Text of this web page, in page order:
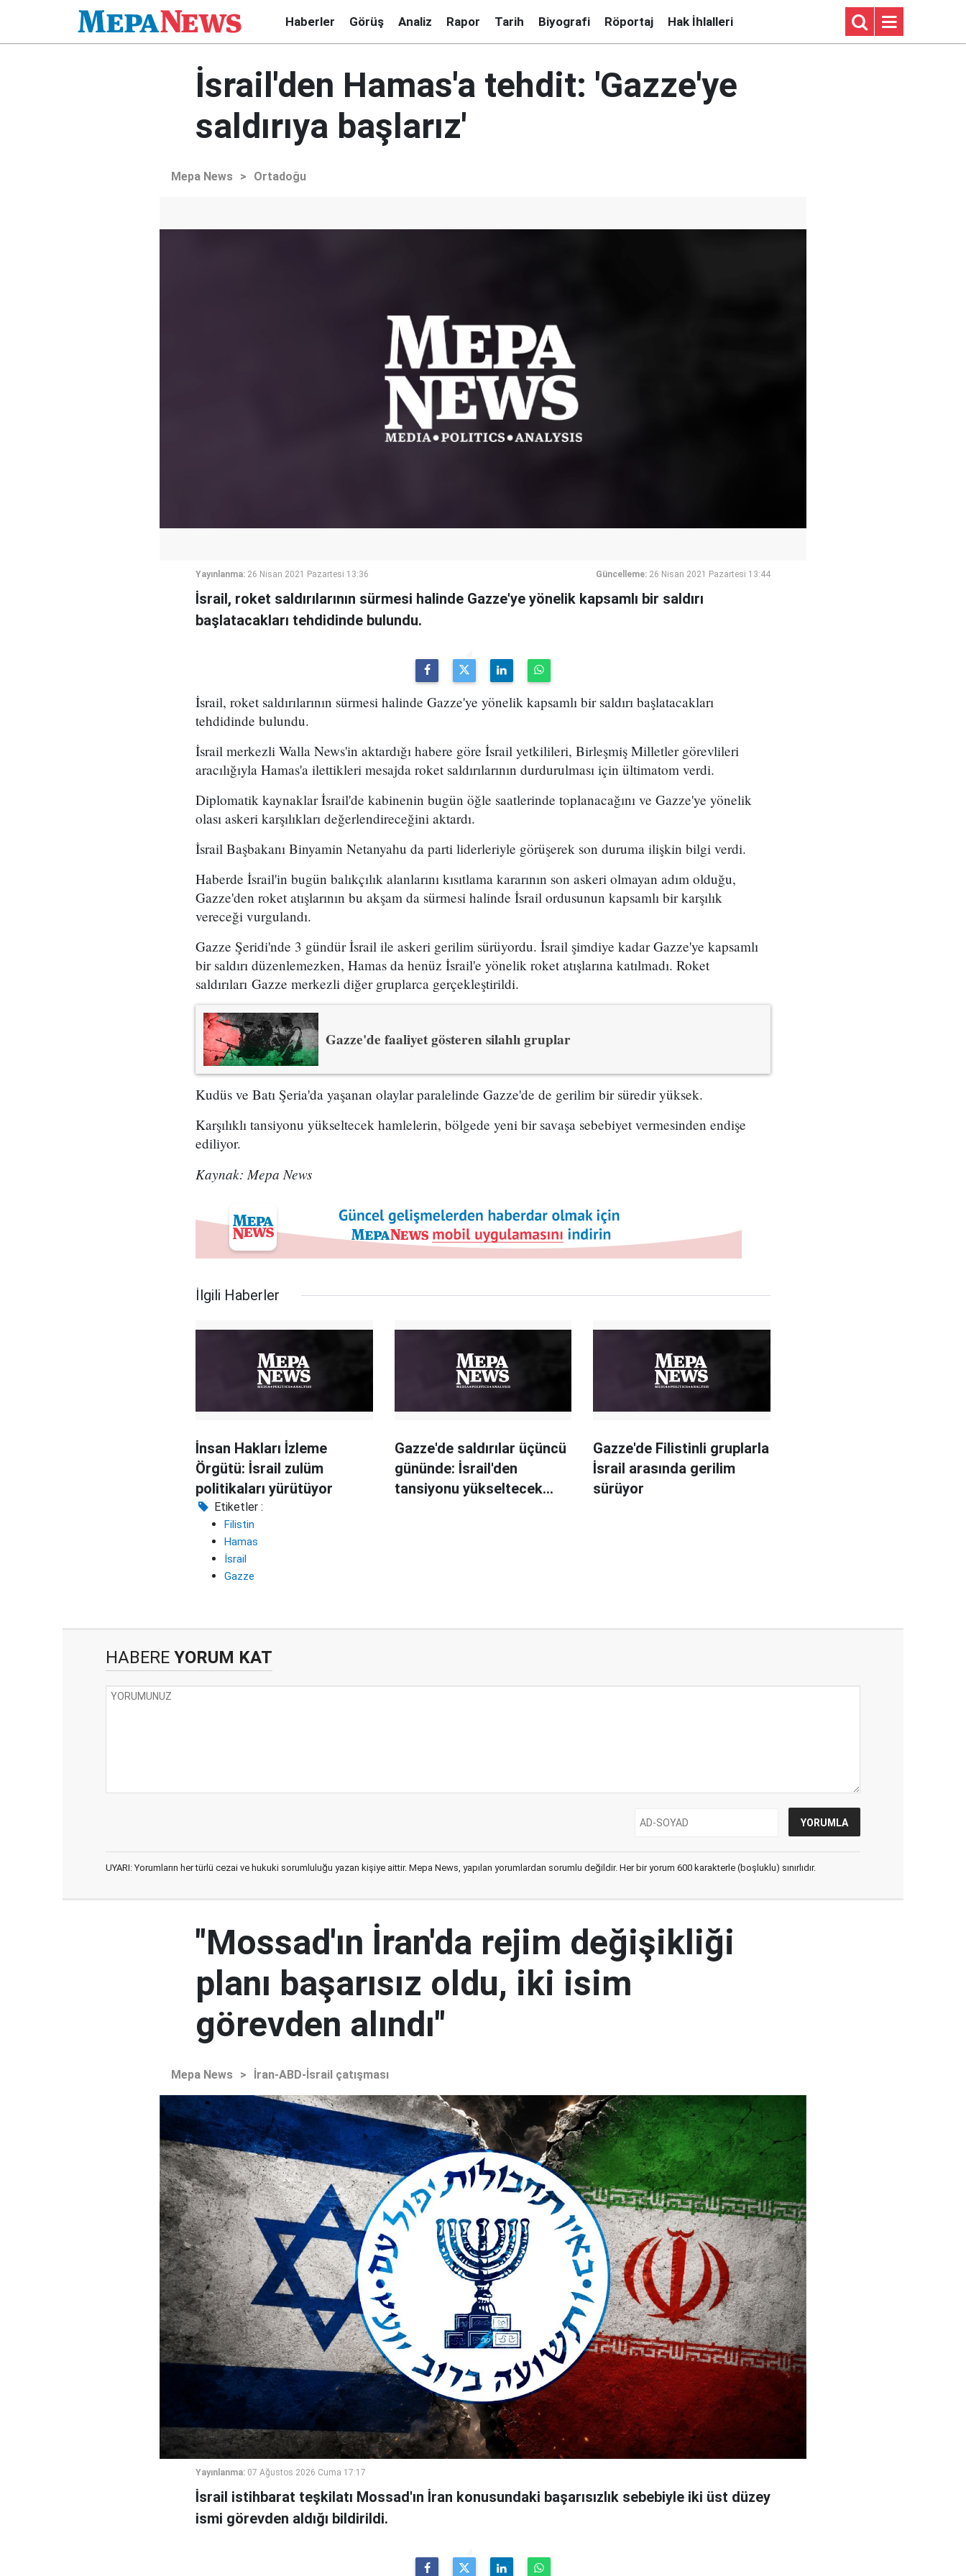
Haberler Görüş Analiz Rapor Tarih Biyografi Röportaj Hak İhlalleri
İsrail'den Hamas'a tehdit: 'Gazze'ye
saldırıya başlarız'
Mepa News > Ortadoğu
Yayınlanma: 26 Nisan 2021 Pazartesi 13:36 Güncelleme: 26 Nisan 2021 Pazartesi 13:44
İsrail, roket saldırılarının sürmesi halinde Gazze'ye yönelik kapsamlı bir saldırı
başlatacakları tehdidinde bulundu.
İsrail, roket saldırılarının sürmesi halinde Gazze'ye yönelik kapsamlı bir saldırı başlatacakları
tehdidinde bulundu.
İsrail merkezli Walla News'in aktardığı habere göre İsrail yetkilileri, Birleşmiş Milletler görevlileri
aracılığıyla Hamas'a ilettikleri mesajda roket saldırılarının durdurulması için ültimatom verdi.
Diplomatik kaynaklar İsrail'de kabinenin bugün öğle saatlerinde toplanacağını ve Gazze'ye yönelik
olası askeri karşılıkları değerlendireceğini aktardı.
İsrail Başbakanı Binyamin Netanyahu da parti liderleriyle görüşerek son duruma ilişkin bilgi verdi.
Haberde İsrail'in bugün balıkçılık alanlarını kısıtlama kararının son askeri olmayan adım olduğu,
Gazze'den roket atışlarının bu akşam da sürmesi halinde İsrail ordusunun kapsamlı bir karşılık
vereceği vurgulandı.
Gazze Şeridi'nde 3 gündür İsrail ile askeri gerilim sürüyordu. İsrail şimdiye kadar Gazze'ye kapsamlı
bir saldırı düzenlemezken, Hamas da henüz İsrail'e yönelik roket atışlarına katılmadı. Roket
saldırıları Gazze merkezli diğer gruplarca gerçekleştirildi.
Gazze'de faaliyet gösteren silahlı gruplar
Kudüs ve Batı Şeria'da yaşanan olaylar paralelinde Gazze'de de gerilim bir süredir yüksek.
Karşılıklı tansiyonu yükseltecek hamlelerin, bölgede yeni bir savaşa sebebiyet vermesinden endişe
ediliyor.
Kaynak: Mepa News
İlgili Haberler
İnsan Hakları İzleme
Örgütü: İsrail zulüm
politikaları yürütüyor
Gazze'de saldırılar üçüncü
gününde: İsrail'den
tansiyonu yükseltecek
Gazze'de Filistinli gruplarla
İsrail arasında gerilim
sürüyor
Etiketler :
Filistin
Hamas
İsrail
Gazze
HABERE YORUM KAT
UYARI: Yorumların her türlü cezai ve hukuki sorumluluğu yazan kişiye aittir. Mepa News, yapılan yorumlardan sorumlu değildir. Her bir yorum 600 karakterle (boşluklu) sınırlıdır.
"Mossad'ın İran'da rejim değişikliği
planı başarısız oldu, iki isim
görevden alındı"
Mepa News > İran-ABD-İsrail çatışması
Yayınlanma: 07 Ağustos 2026 Cuma 17:17
İsrail istihbarat teşkilatı Mossad'ın İran konusundaki başarısızlık sebebiyle iki üst düzey
ismi görevden aldığı bildirildi.